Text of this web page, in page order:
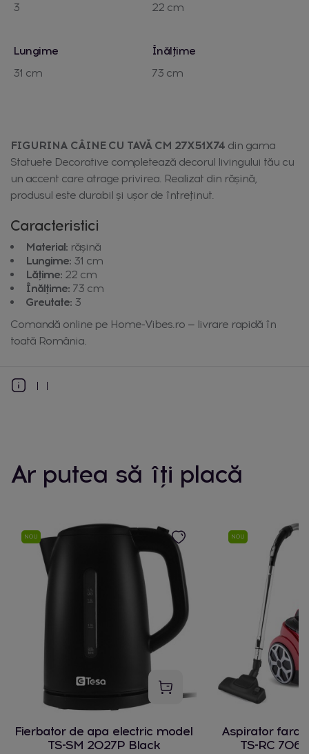
3
22 cm
Lungime
31 cm
Înălțime
73 cm
FIGURINA CÂINE CU TAVĂ CM 27X51X74 din gama
Statuete Decorative completează decorul livingului tău cu
un accent care atrage privirea. Realizat din răşină,
produsul este durabil și ușor de întreținut.
Caracteristici
Material: răşină
Lungime: 31 cm
Lățime: 22 cm
Înălțime: 73 cm
Greutate: 3
Comandă online pe Home-Vibes.ro — livrare rapidă în
toată România.
Ar putea să îți placă
NOU
Fierbator de apa electric model
TS-SM 2027P Black
NOU
Aspirator fara
TS-RC 706